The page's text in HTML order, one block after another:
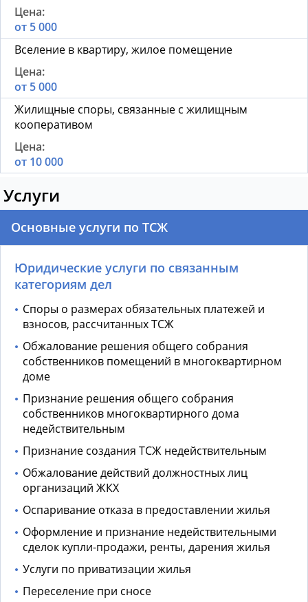
от 5 000
Вселение в квартиру, жилое помещение
от 5 000
Жилищные споры, связанные с жилищным
кооперативом
от 10 000
Услуги
Основные услуги по ТСЖ
Юридические услуги по связанным
категориям дел
Споры о размерах обязательных платежей и
взносов, рассчитанных ТСЖ
Обжалование решения общего собрания
собственников помещений в многоквартирном
доме
Признание решения общего собрания
собственников многоквартирного дома
недействительным
Признание создания ТСЖ недействительным
Обжалование действий должностных лиц
организаций ЖКХ
Оспаривание отказа в предоставлении жилья
Оформление и признание недействительными
сделок купли-продажи, ренты, дарения жилья
Услуги по приватизации жилья
Переселение при сносе